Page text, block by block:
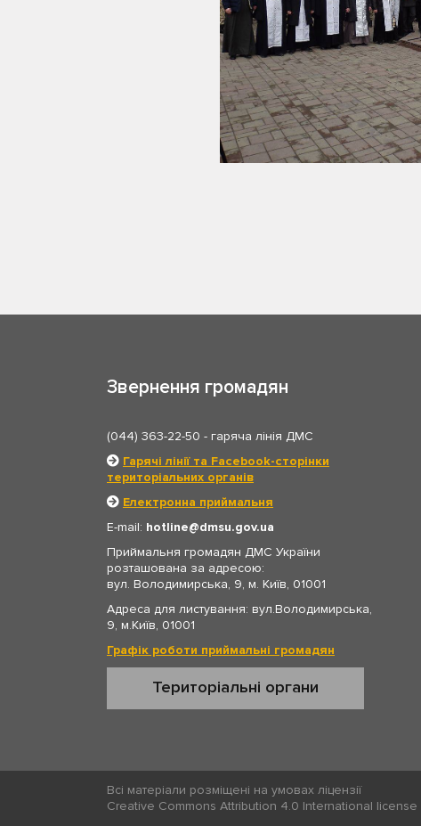
Звернення громадян
(044) 363-22-50 - гаряча лінія ДМС
Гарячі лінії та Facebook-сторінки
територіальних органів
Електронна приймальня
E-mail: hotline
dmsu.gov.ua
Приймальня громадян ДМС України
розташована за адресою:
вул. Володимирська, 9, м. Київ, 01001
Адреса для листування: вул.Володимирська,
9, м.Київ, 01001
Графік роботи приймальні громадян
Територіальні органи
Всі матеріали розміщені на умовах ліцензії
Creative Commons Attribution 4.0 International license